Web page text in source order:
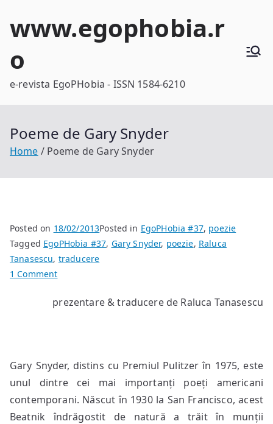
www.egophobia.r
o
e-revista EgoPHobia - ISSN 1584-6210
Poeme de Gary Snyder
Home Poeme de Gary Snyder
Posted on 18/02/2013Posted in EgoPHobia #37, poezie
Tagged EgoPHobia #37, Gary Snyder, poezie, Raluca
Tanasescu, traducere
1 Commenton
de
prezentare & traducere de Raluca Tanasescu
Gary Snyder, distins cu Premiul Pulitzer în 1975, este
unul dintre cei mai importanți poeți americani
contemporani. Născut în 1930 la San Francisco, acest
Beatnik îndrăgostit de natură a trăit în munții